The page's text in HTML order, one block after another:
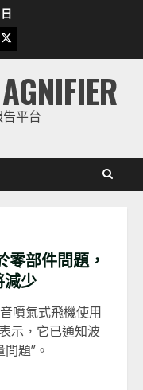
Twitter
平台
零部件問題，
減少
噴氣式飛機使用
示，它已通知波
題”。